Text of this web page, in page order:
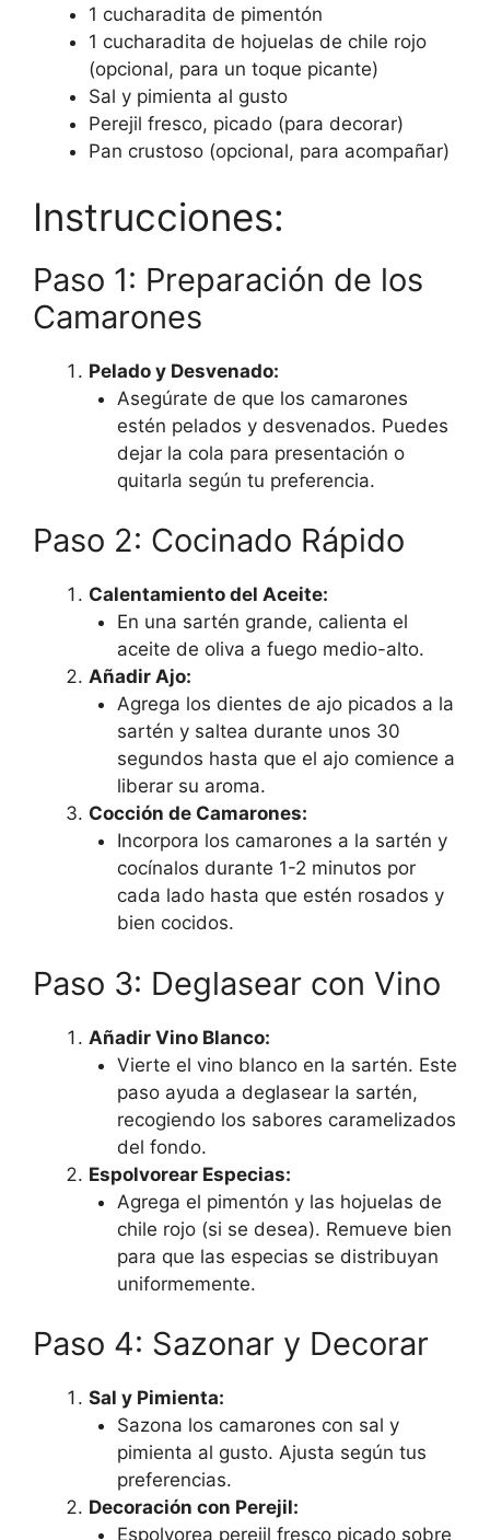
1 cucharadita de pimentón
1 cucharadita de hojuelas de chile rojo
(opcional, para un toque picante)
Sal y pimienta al gusto
Perejil fresco, picado (para decorar)
Pan crustoso (opcional, para acompañar)
Instrucciones:
Paso 1: Preparación de los
Camarones
Pelado y Desvenado:
Asegúrate de que los camarones
estén pelados y desvenados. Puedes
dejar la cola para presentación o
quitarla según tu preferencia.
Paso 2: Cocinado Rápido
Calentamiento del Aceite:
En una sartén grande, calienta el
aceite de oliva a fuego medio-alto.
Añadir Ajo:
Agrega los dientes de ajo picados a la
sartén y saltea durante unos 30
segundos hasta que el ajo comience a
liberar su aroma.
Cocción de Camarones:
Incorpora los camarones a la sartén y
cocínalos durante 1-2 minutos por
cada lado hasta que estén rosados y
bien cocidos.
Paso 3: Deglasear con Vino
Añadir Vino Blanco:
Vierte el vino blanco en la sartén. Este
paso ayuda a deglasear la sartén,
recogiendo los sabores caramelizados
del fondo.
Espolvorear Especias:
Agrega el pimentón y las hojuelas de
chile rojo (si se desea). Remueve bien
para que las especias se distribuyan
uniformemente.
Paso 4: Sazonar y Decorar
Sal y Pimienta:
Sazona los camarones con sal y
pimienta al gusto. Ajusta según tus
preferencias.
Decoración con Perejil:
Espolvorea perejil fresco picado sobre